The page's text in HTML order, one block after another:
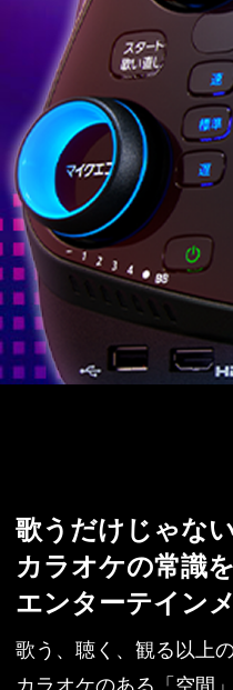
歌うだけじゃない
カラオケの常識
エンターテイン
歌う、聴く、観る以上